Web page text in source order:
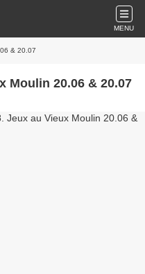
MENU
& 20.07
Moulin 20.06 & 20.07